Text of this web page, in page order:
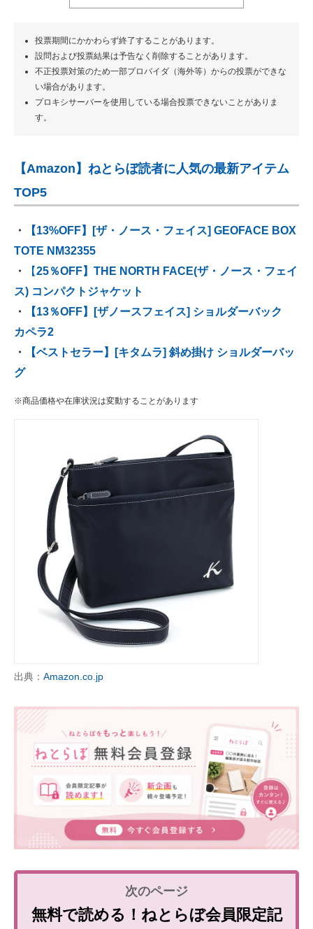
投票期間にかかわらず終了することがあります。
設問および投票結果は予告なく削除することがあります。
不正投票対策のため一部プロバイダ（海外等）からの投票ができな
い場合があります。
プロキシサーバーを使用している場合投票できないことがありま
す。
【Amazon】ねとらぼ読者に人気の最新アイテム
TOP5
・
【13%OFF】[ザ・ノース・フェイス] GEOFACE BOX
TOTE NM32355
・
【25％OFF】THE NORTH FACE(ザ・ノース・フェイ
ス) コンパクトジャケット
・
【13％OFF】[ザノースフェイス] ショルダーバック
カペラ2
・
【ベストセラー】[キタムラ] 斜め掛け ショルダーバッ
グ
※商品価格や在庫状況は変動することがあります
出典： Amazon.co.jp
無料で読める！ねとらぼ会員限定記